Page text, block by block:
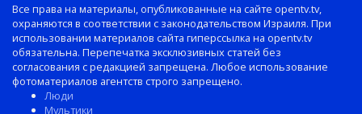
Все права на материалы, опубликованные на сайте opentv.tv,
охраняются в соответствии с законодательством Израиля. При
использовании материалов сайта гиперссылка на opentv.tv
обязательна. Перепечатка эксклюзивных статей без
согласования с редакцией запрещена. Любое использование
фотоматериалов агентств строго запрещено.
Люди
Мультики